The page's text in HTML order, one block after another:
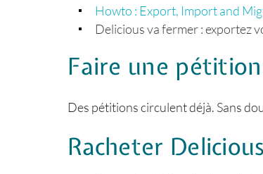
Howto : Export, Import and
Delicious va fermer : exportez
Faire une
Des pétitions circulent déjà. Sans
Racheter